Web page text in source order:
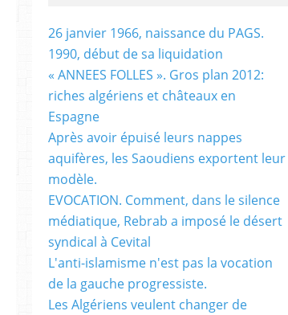
26 janvier 1966, naissance du PAGS.
1990, début de sa liquidation
« ANNEES FOLLES ». Gros plan 2012:
riches algériens et châteaux en
Espagne
Après avoir épuisé leurs nappes
aquifères, les Saoudiens exportent leur
modèle.
EVOCATION. Comment, dans le silence
médiatique, Rebrab a imposé le désert
syndical à Cevital
L'anti-islamisme n'est pas la vocation
de la gauche progressiste.
Les Algériens veulent changer de